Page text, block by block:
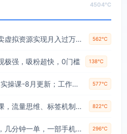
4504℃
闲鱼小众暴利赛道，靠卖虚拟资源实现月入过万，谁做谁赚钱 562℃
极强，吸粉超快，0门槛 138℃
阿里巴巴1688店铺基建实操课-8月更新；工作台下载到旺铺装修客服分流，手把手搞定开店全部必备操作 577℃
抖音手工赛道运营实战课，流量思维、标签机制、垂直定位，解决不起号难题，单月变现破3万 822℃
淘宝闪购浏览就有收益，几分钟一单，一部手机就可操作，操作简单，小白轻松日入3张【揭秘】 296℃